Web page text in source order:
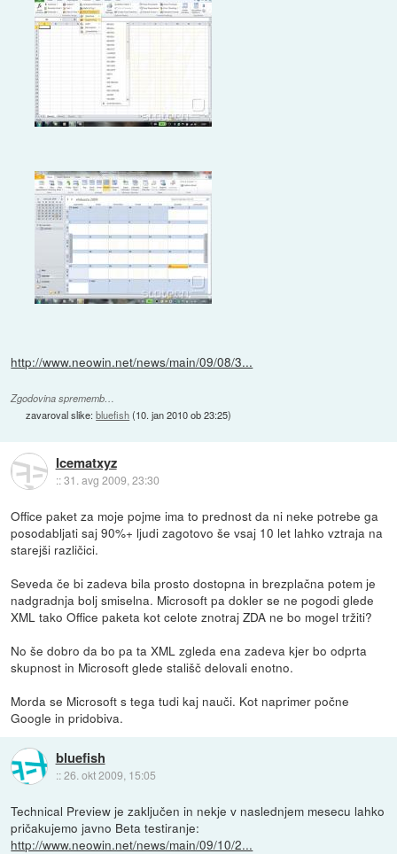
http://www.neowin.net/news/main/09/08/3...
Zgodovina sprememb…
zavaroval slike:bluefish(10. jan 2010 ob 23:25)
Icematxyz
::31. avg 2009, 23:30
Office paket za moje pojme ima to prednost da ni neke potrebe ga
posodabljati saj 90%+ ljudi zagotovo še vsaj 10 let lahko vztraja na
starejši različici.
Seveda če bi zadeva bila prosto dostopna in brezplačna potem je
nadgradnja bolj smiselna. Microsoft pa dokler se ne pogodi glede
XML tako Office paketa kot celote znotraj ZDA ne bo mogel tržiti?
No še dobro da bo pa ta XML zgleda ena zadeva kjer bo odprta
skupnost in Microsoft glede stališč delovali enotno.
Morda se Microsoft s tega tudi kaj nauči. Kot naprimer počne
Google in pridobiva.
bluefish
::26. okt 2009, 15:05
Technical Preview je zaključen in nekje v naslednjem mesecu lahko
pričakujemo javno Beta testiranje:
http://www.neowin.net/news/main/09/10/2...